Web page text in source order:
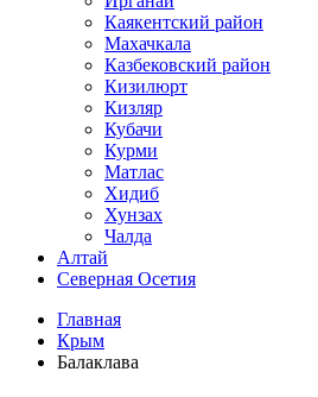
Каякентский район
Махачкала
Казбековский район
Кизилюрт
Кизляр
Кубачи
Курми
Матлас
Хидиб
Хунзах
Чалда
Алтай
Северная Осетия
Главная
Крым
Балаклава